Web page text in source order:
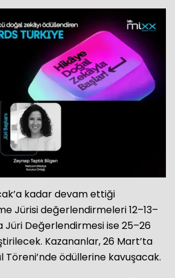
kadar devam ettiği
Jürisi değerlendirmeleri 12–13–
Jüri Değerlendirmesi ise 25–26
Kazananlar, 26 Mart’ta
Töreni’nde ödüllerine kavuşacak.